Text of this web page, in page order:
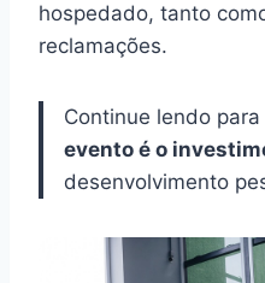
hospedado, tanto
reclamações.
Continue lendo
evento é o
desenvolvimento